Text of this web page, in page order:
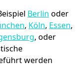
Berlin oder
, Köln, Essen,
, oder
werden